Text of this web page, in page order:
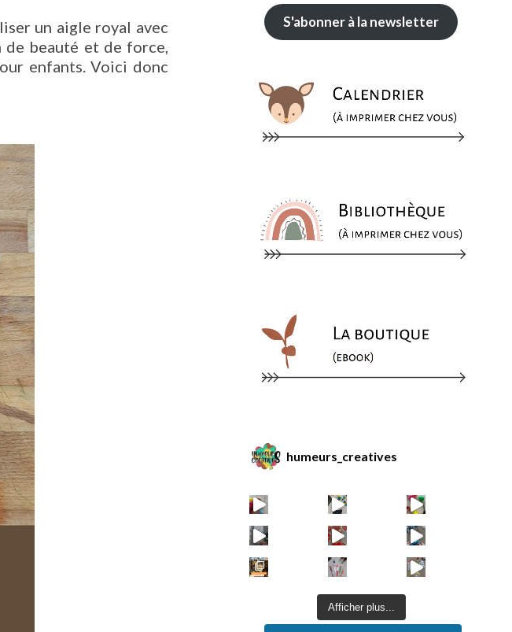
un aigle royal avec
de beauté et de force,
enfants. Voici donc
S'abonner à la newsletter
humeurs_creatives
Afficher plus...